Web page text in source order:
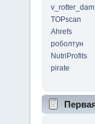
v_rotter_dam
TOPscan
Ahrefs
роболтун
NutriProfits
pirate